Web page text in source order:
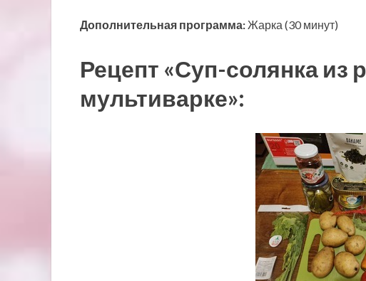
Дополнительная программа: Жарка (30 минут)
Рецепт «Суп-солянка
мультиварке»: